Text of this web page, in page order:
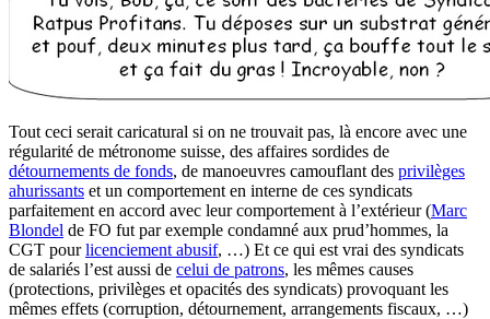
Tout ceci serait caricatural si on ne trouvait pas, là encore avec une
régularité de métronome suisse, des affaires sordides de
détournements de fonds, de manoeuvres camouflant des privilèges
ahurissants et un comportement en interne de ces syndicats
parfaitement en accord avec leur comportement à l’extérieur (Marc
Blondel de FO fut par exemple condamné aux prud’hommes, la
CGT pourlicenciement abusif, …) Et ce qui est vrai des syndicats
de salariés l’est aussi de celui de patrons, les mêmes causes
(protections, privilèges et opacités des syndicats) provoquant les
mêmes effets (corruption, détournement, arrangements fiscaux, …)